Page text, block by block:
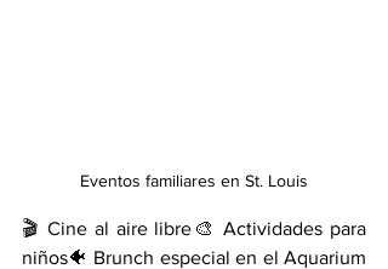
Eventos familiares en St. Louis
🎬 Cine al aire libre🎨 Actividades para
niños🐠 Brunch especial en el Aquarium